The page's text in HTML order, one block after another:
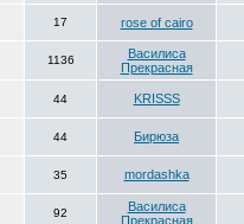
17 rose of cairo
1136
Василиса
Прекрасная
44 KRISSS
44 Бирюза
35 mordashka
92
Василиса
Прекрасная